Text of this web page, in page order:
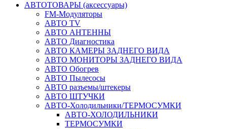
АВТОТОВАРЫ (аксессуары)
FM-Модуляторы
АВТО TV
АВТО АНТЕННЫ
АВТО Диагностика
АВТО КАМЕРЫ ЗАДНЕГО ВИДА
АВТО МОНИТОРЫ ЗАДНЕГО ВИДА
АВТО Обогрев
АВТО Пылесосы
АВТО разъемы/штекеры
АВТО ШТУЧКИ
АВТО-Холодильники/ТЕРМОСУМКИ
АВТО-ХОЛОДИЛЬНИКИ
ТЕРМОСУМКИ